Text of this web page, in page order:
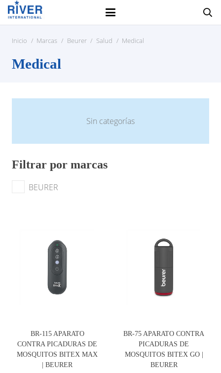
Inicio / Marcas / Beurer / Salud / Medical
Medical
Sin categorías
Filtrar por marcas
BEURER
BR-115 APARATO
CONTRA PICADURAS DE
MOSQUITOS BITEX MAX
| BEURER
BR-75 APARATO CONTRA
PICADURAS DE
MOSQUITOS BITEX GO |
BEURER